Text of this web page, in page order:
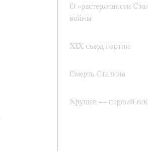
О «растерянности
войны
XIX съезд партии
Смерть Сталина
Хрущев — первый